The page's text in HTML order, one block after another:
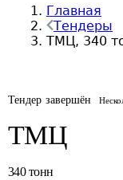
Главная
Тендеры
ТМЦ, 340
Тендер завершён
ТМЦ
340 тонн